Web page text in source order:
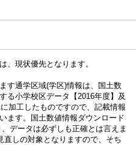
、現状優先となります。
す通学区域(学区)情報は、国土数
る小学校区データ【2016年度】及
加工したものですので、記載情報
ます。国土数値情報ダウンロード
データは必ずしも正確とは言えま
直しの対象となりますので、そち